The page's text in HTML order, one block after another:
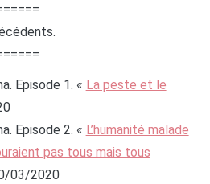
Episode 1. « La peste et le
Episode 2. « L’humanité malade
pas tous mais tous
03/2020